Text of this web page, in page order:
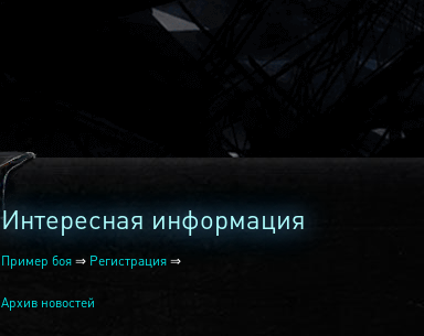
2240
Интересная информация
Пример боя ⇒ Регистрация ⇒
Архив новостей